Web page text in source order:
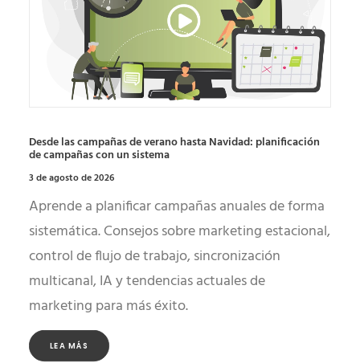
Desde las campañas de verano hasta Navidad: planificación
de campañas con un sistema
3 de agosto de 2026
Aprende a planificar campañas anuales de forma
sistemática. Consejos sobre marketing estacional,
control de flujo de trabajo, sincronización
multicanal, IA y tendencias actuales de
marketing para más éxito.
LEA MÁS